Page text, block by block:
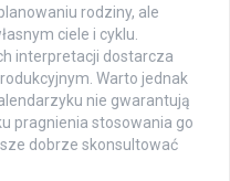
rodziny, ale
ciele i cyklu.
interpretacji dostarcza
Warto jednak
nie gwarantują
pragnienia stosowania go
dobrze skonsultować